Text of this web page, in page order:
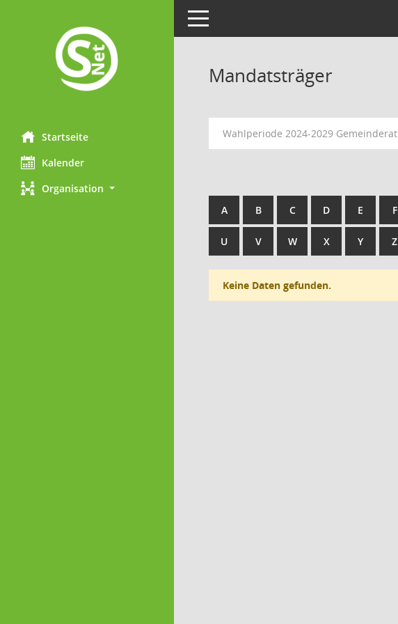
Startseite
Kalender
Organisation
Toggle navigation
Mandatsträger
Wahlperiode 2024-2029 Gemeinderat
A B C D E F
U V W X Y Z
Keine Daten gefunden.